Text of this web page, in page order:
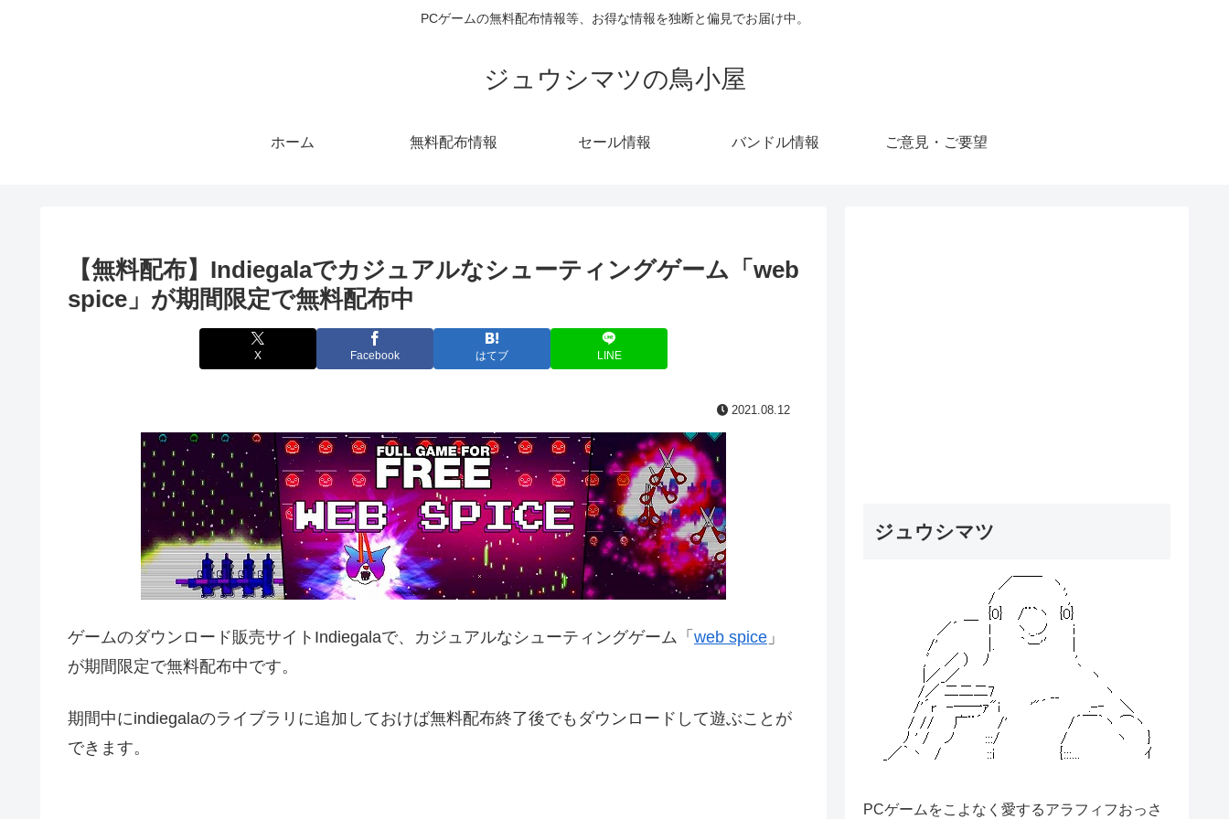
PCゲームの無料配布情報等、お得な情報を独断と偏見でお届け中。
ジュウシマツの鳥小屋
ホーム 無料配布情報 セール情報 バンドル情報 ご意見・ご要望
【無料配布】Indiegalaでカジュアルなシューティングゲーム「web
spice」が期間限定で無料配布中
X Facebook はてブ LINE
2021.08.12
ゲームのダウンロード販売サイトIndiegalaで、カジュアルなシューティングゲーム「 web spice 」
が期間限定で無料配布中です。
期間中にindiegalaのライブラリに追加しておけば無料配布終了後でもダウンロードして遊ぶことが
できます。
ジュウシマツ
PCゲームをこよなく愛するアラフィフおっさ